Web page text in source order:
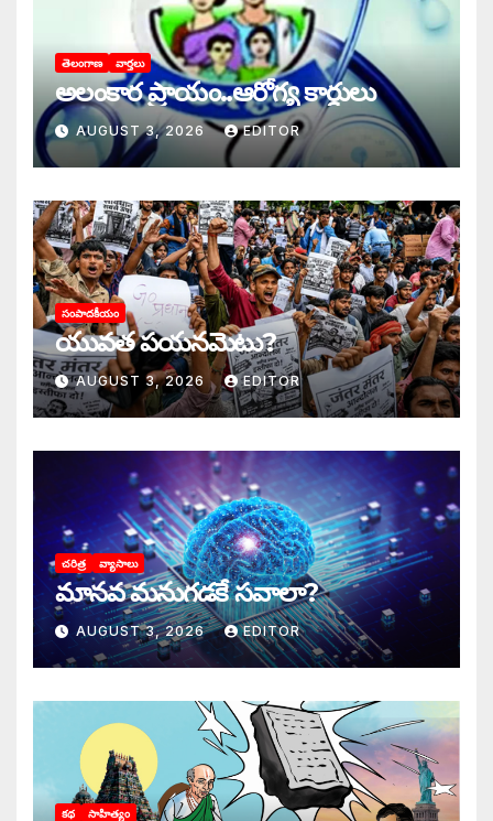
తెలంగాణ వార్తలు
అలంకార ప్రాయం..ఆరోగ్య కార్డులు
AUGUST 3, 2026 EDITOR
సంపాదకీయం
యువత పయనమెటు?
AUGUST 3, 2026 EDITOR
చరిత్ర వ్యాసాలు
మానవ మనుగడకే సవాలా?
AUGUST 3, 2026 EDITOR
కథ సాహిత్యం